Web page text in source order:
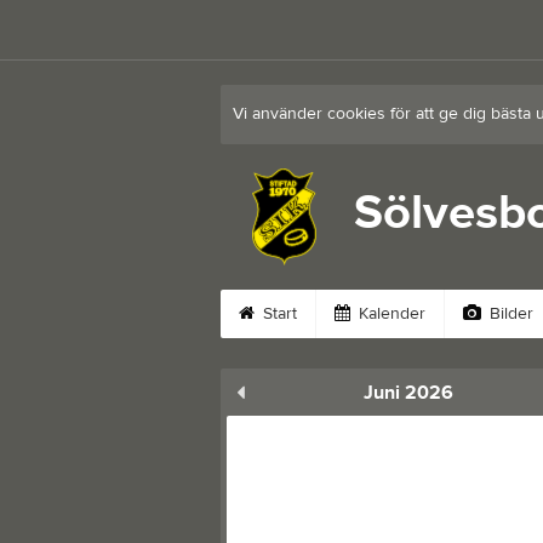
Vi använder cookies för att ge dig bästa
Start Kalender Bilder
Juni 2026